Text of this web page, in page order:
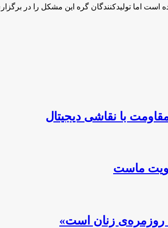
اما تولیدکنندگان گره این مشکل را در
با نقاشی دیجیتال
ماست
روزمره‌ی زنان است»